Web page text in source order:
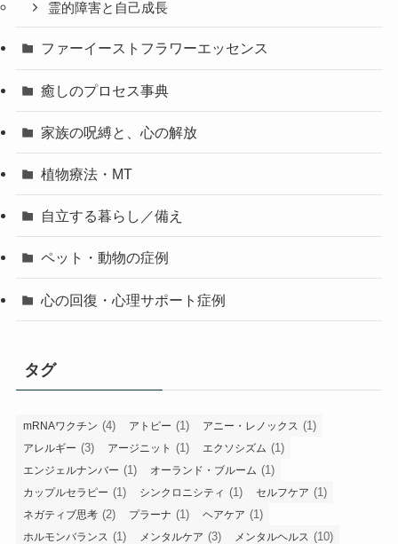
霊的障害と自己成長
ファーイーストフラワーエッセンス
癒しのプロセス事典
家族の呪縛と、心の解放
植物療法・MT
自立する暮らし／備え
ペット・動物の症例
心の回復・心理サポート症例
タグ
mRNAワクチン (4) アトピー (1) アニー・レノックス (1)
アレルギー (3) アージニット (1) エクソシズム (1)
エンジェルナンバー (1) オーランド・ブルーム (1)
カップルセラピー (1) シンクロニシティ (1) セルフケア (1)
ネガティブ思考 (2) プラーナ (1) ヘアケア (1)
ホルモンバランス (1) メンタルケア (3) メンタルヘルス (10)